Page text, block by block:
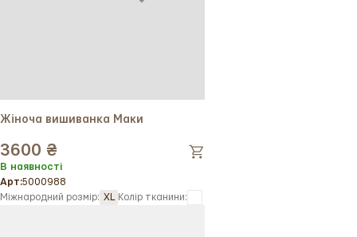
Жіноча вишиванка Маки
3600 ₴
В наявності
Арт:5000988
Міжнародний розмір: XL Колір тканини: